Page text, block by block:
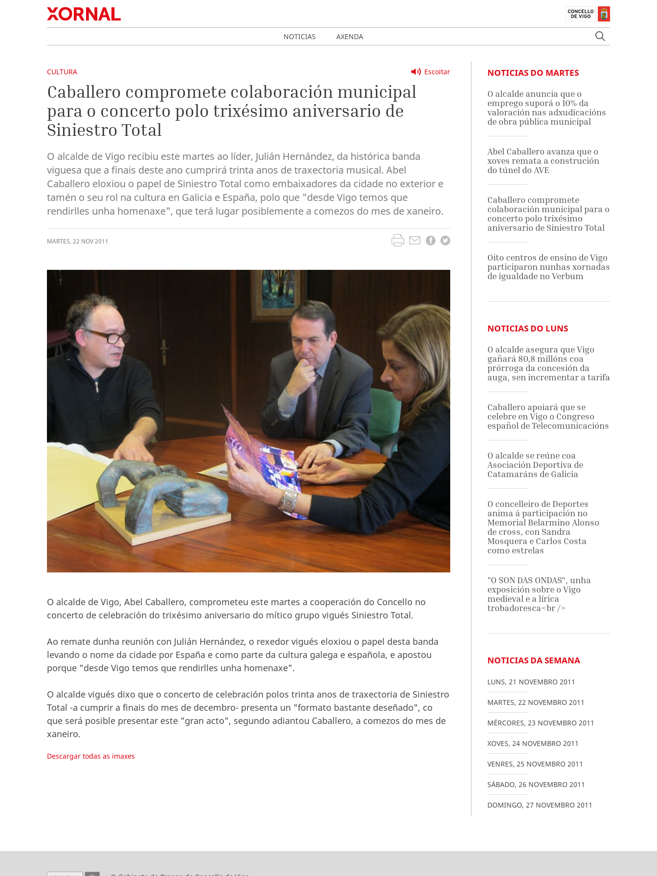
NOTICIAS AXENDA
Escoitar
CULTURA
Caballero compromete colaboración municipal
para o concerto polo trixésimo aniversario de
Siniestro Total
O alcalde de Vigo recibiu este martes ao líder, Julián Hernández, da histórica banda
viguesa que a finais deste ano cumprirá trinta anos de traxectoria musical. Abel
Caballero eloxiou o papel de Siniestro Total como embaixadores da cidade no exterior e
tamén o seu rol na cultura en Galicia e España, polo que "desde Vigo temos que
rendirlles unha homenaxe", que terá lugar posiblemente a comezos do mes de xaneiro.
MARTES, 22 NOV2011
O alcalde de Vigo, Abel Caballero, comprometeu este martes a cooperación do Concello no
concerto de celebración do trixésimo aniversario do mítico grupo vigués Siniestro Total.
Ao remate dunha reunión con Julián Hernández, o rexedor vigués eloxiou o papel desta banda
levando o nome da cidade por España e como parte da cultura galega e española, e apostou
porque "desde Vigo temos que rendirlles unha homenaxe".
O alcalde vigués dixo que o concerto de celebración polos trinta anos de traxectoria de Siniestro
Total -a cumprir a finais do mes de decembro- presenta un "formato bastante deseñado", co
que será posible presentar este "gran acto", segundo adiantou Caballero, a comezos do mes de
xaneiro.
Descargar todas as imaxes
NOTICIAS DO MARTES
O alcalde anuncia que o
emprego suporá o 10% da
valoración nas adxudicacións
de obra pública municipal
Abel Caballero avanza que o
xoves remata a construción
do túnel do AVE
Caballero compromete
colaboración municipal para o
concerto polo trixésimo
aniversario de Siniestro Total
Oito centros de ensino de Vigo
participaron nunhas xornadas
de igualdade no Verbum
NOTICIAS DO LUNS
O alcalde asegura que Vigo
gañará 80,8 millóns coa
prórroga da concesión da
auga, sen incrementar a tarifa
Caballero apoiará que se
celebre en Vigo o Congreso
español de Telecomunicacións
O alcalde se reúne coa
Asociación Deportiva de
Catamaráns de Galicia
O concelleiro de Deportes
anima á participación no
Memorial Belarmino Alonso
de cross, con Sandra
Mosquera e Carlos Costa
como estrelas
"O SON DAS ONDAS", unha
exposición sobre o Vigo
medieval e a lírica
trobadoresca<br />
NOTICIAS DA SEMANA
LUNS, 21 NOVEMBRO 2011
MARTES, 22 NOVEMBRO 2011
MÉRCORES, 23 NOVEMBRO 2011
XOVES, 24 NOVEMBRO 2011
VENRES, 25 NOVEMBRO 2011
SÁBADO, 26 NOVEMBRO 2011
DOMINGO, 27 NOVEMBRO 2011